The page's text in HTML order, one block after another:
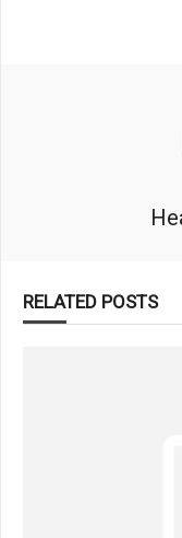
RELATED POSTS